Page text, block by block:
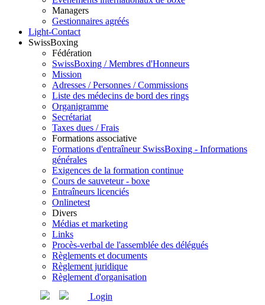
Managers
Gestionnaires agréés
Light-Contact
SwissBoxing
Fédération
SwissBoxing / Membres d'Honneurs
Mission
Adresses / Personnes / Commissions
Liste des médecins de bord des rings
Organigramme
Secrétariat
Taxes dues / Frais
Formations associative
Formations d'entraîneur SwissBoxing - Informations
générales
Exigences de la formation continue
Cours de sauveteur - boxe
Entraîneurs licenciés
Onlinetest
Divers
Médias et marketing
Links
Procès-verbal de l'assemblée des délégués
Règlements et documents
Règlement juridique
Règlement d'organisation
Login